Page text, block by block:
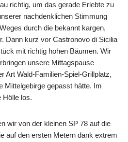
richtig, um das gerade Erlebte zu
nachdenklichen Stimmung
durch die bekannt kargen,
Dann kurz vor Castronovo di Sicilia
mit richtig hohen Bäumen. Wir
unsere Mittagspause
Art Wald-Familien-Spiel-Grillplatz,
Mittelgebirge gepasst hätte. Im
Hölle los.
wir von der kleinen SP 78 auf die
auf den ersten Metern dank extrem